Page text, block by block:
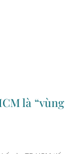
là “vùng